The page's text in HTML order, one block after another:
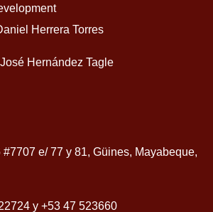
Herrera Torres
Hernández Tagle
e/ 77 y 81, Güines, Mayabeque,
y +53 47 523660